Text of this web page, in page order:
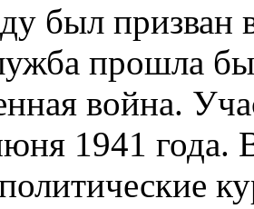
был
прошла
война.
1941 года.